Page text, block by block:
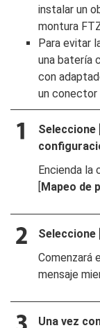
instalar un
montura
Para evitar
una batería
con
un conector
Seleccione
Encienda la
[Mapeo de
Seleccione
Comenzará
mensaje
Una vez